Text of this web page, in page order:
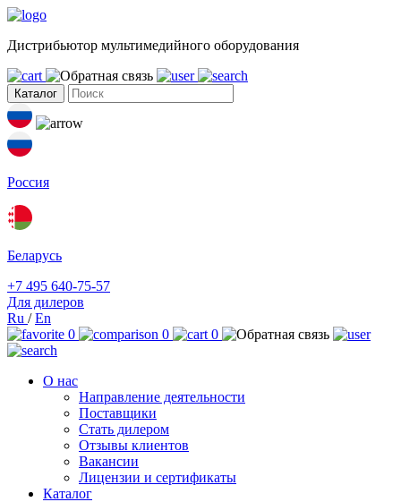
Дистрибьютор мультимедийного оборудования
Каталог
Россия
Беларусь
+7 495 640-75-57
Для дилеров
Ru /En
0
0 0
О нас
Направление деятельности
Поставщики
Стать дилером
Отзывы клиентов
Вакансии
Лицензии и сертификаты
Каталог